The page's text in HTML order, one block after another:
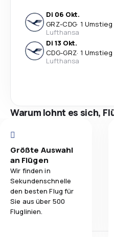
Di 06 Okt.
GRZ-CDG· 1 Umstieg
Lufthansa
Di 13 Okt.
CDG-GRZ· 1 Umstieg
Lufthansa
Warum lohnt es sich,
Größte Auswahl
an Flügen
Wir finden in
Sekundenschnelle
den besten Flug für
Sie aus über 500
Fluglinien.